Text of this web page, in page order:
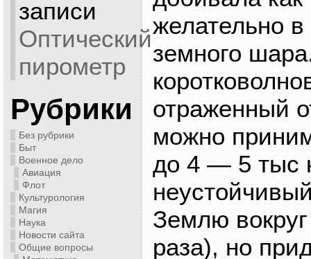
записи
Оптический
пирометр
Рубрики
Без рубрики
Быт
Военное дело
Авиация
Флот
Культурология
Магия
Наука
Новости сайта
Общие вопросы
желательно
земного
отраженный
можно
до 4 — 5 тыс
Землю
раза), но